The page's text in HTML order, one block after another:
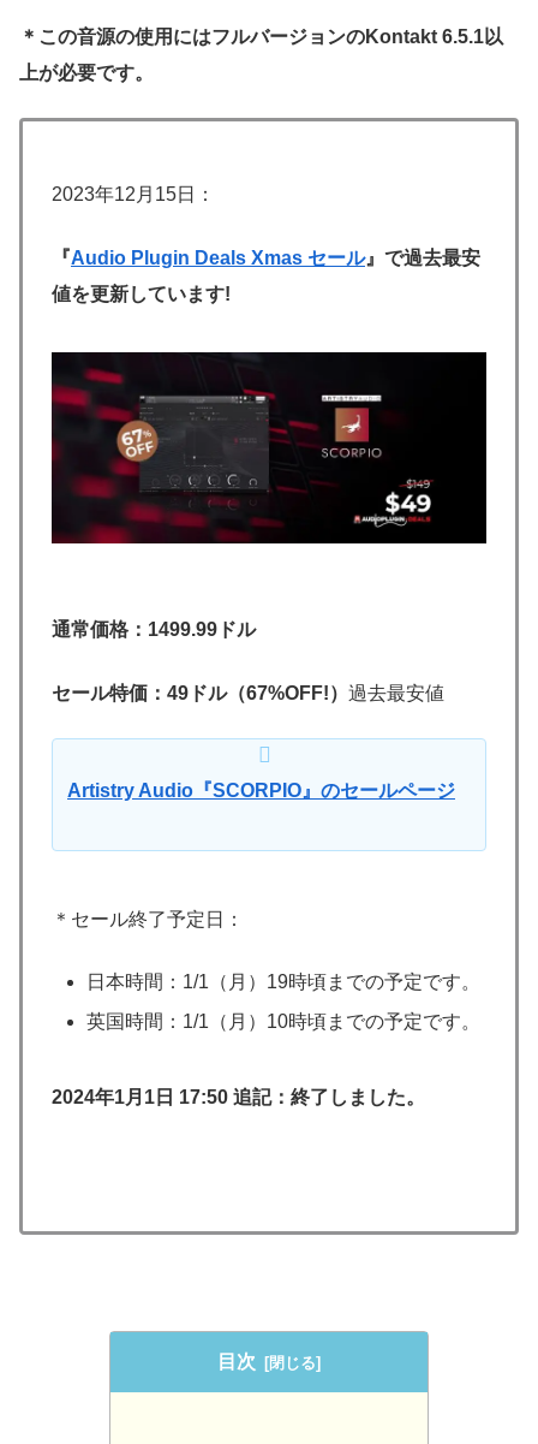
＊この音源の使用にはフルバージョンのKontakt 6.5.1以
上が必要です。
2023年12月15日：
『Audio Plugin Deals Xmas セール』で過去最安
値を更新しています!
通常価格：1499.99ドル
セール特価：49ドル（67%OFF!） 過去最安値
Artistry Audio『SCORPIO』のセールページ
＊セール終了予定日：
日本時間：1/1（月）19時頃までの予定です。
英国時間：1/1（月）10時頃までの予定です。
2024年1月1日 17:50 追記：終了しました。
目次